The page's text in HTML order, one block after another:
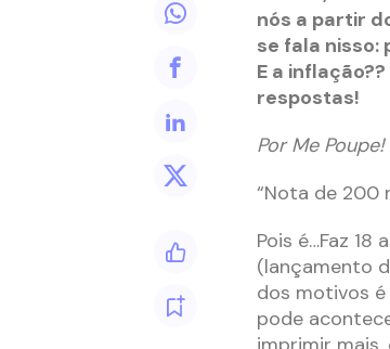
nós a partir
se fala nisso:
E a
respostas!
Por Me Poupe!
“Nota de 200
Pois é…Faz
(lançamento
dos motivos
pode